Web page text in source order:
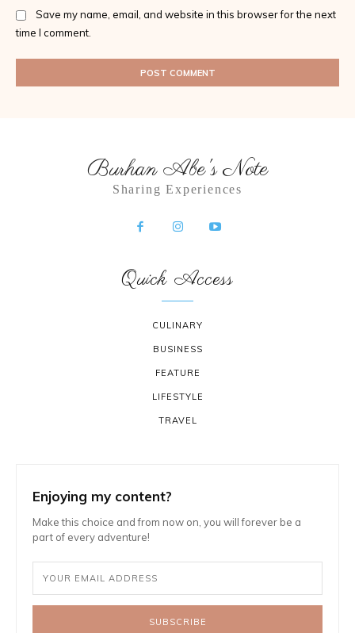
Save my name, email, and website in this browser for the next
time I comment.
Burhan Abe's Note
Sharing Experiences
Quick Access
CULINARY
BUSINESS
FEATURE
LIFESTYLE
TRAVEL
Enjoying my content?
Make this choice and from now on, you will forever be a
part of every adventure!
SUBSCRIBE